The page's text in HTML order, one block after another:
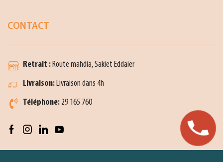
CONTACT
Retrait : Route mahdia, Sakiet Eddaier
Livraison: Livraison dans 4h
Téléphone: 29 165 760